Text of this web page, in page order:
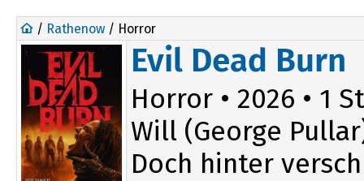
/ Rathenow / Horror
Evil Dead Burn
Horror • 2026 • 1
Will (George
Doch hinter